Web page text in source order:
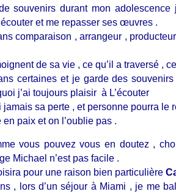
souvenirs durant mon adolescence
et me repasser ses œuvres .
comparaison , arrangeur ,
de sa vie , ce qu’il a traversé ,
certaines et je garde des
j’ai toujours plaisir à L’écouter
sa perte , et personne pourra le
en paix et on l’oublie pas .
vous pouvez vous en doutez ,
Michael n’est pas facile .
pour une raison bien particulière
, lors d’un séjour à Miami , je me